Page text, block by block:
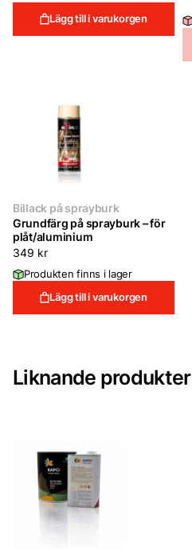
Lägg till i varukorgen
Billack på sprayburk
Grundfärg på sprayburk – för
plåt/aluminium
349 kr
Produkten finns i lager
Lägg till i varukorgen
Liknande produkter